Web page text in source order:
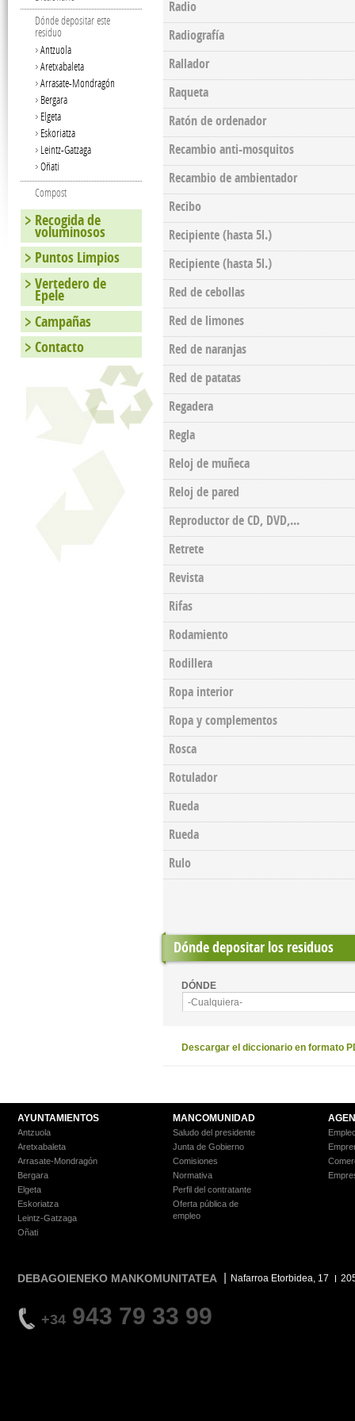
Radio
Radiografía
Rallador
Raqueta
Ratón de ordenador
Recambio anti-mosquitos
Recambio de ambientador
Recibo
Recipiente (hasta 5l.)
Recipiente (hasta 5l.)
Red de cebollas
Red de limones
Red de naranjas
Red de patatas
Regadera
Regla
Reloj de muñeca
Reloj de pared
Reproductor de CD, DVD,...
Retrete
Revista
Rifas
Rodamiento
Rodillera
Ropa interior
Ropa y complementos
Rosca
Rotulador
Rueda
Rueda
Rulo
Dónde depositar los residuos
DÓNDE
-Cualquiera-
Descargar el diccionario en formato
Dónde depositar este
residuo
Antzuola
Aretxabaleta
Arrasate-Mondragón
Bergara
Elgeta
Eskoriatza
Leintz-Gatzaga
Oñati
Compost
Recogida de
voluminosos
Puntos Limpios
Vertedero de
Epele
Campañas
Contacto
AYUNTAMIENTOS
Antzuola
Aretxabaleta
Arrasate-Mondragón
Bergara
Elgeta
Eskoriatza
Leintz-Gatzaga
Oñati
MANCOMUNIDAD
Saludo del presidente
Junta de Gobierno
Comisiones
Normativa
Perfil del contratante
Oferta pública de
empleo
DEBAGOIENEKO MANKOMUNITATEA Nafarroa Etorbidea, 17
+34 943 79 33 99